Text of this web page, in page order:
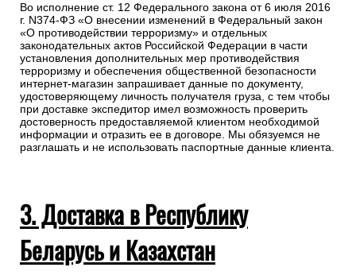
Во исполнение ст. 12 Федерального закона от 6 июля 2016
г. N374-ФЗ «О внесении изменений в Федеральный закон
«О противодействии терроризму» и отдельных
законодательных актов Российской Федерации в части
установления дополнительных мер противодействия
терроризму и обеспечения общественной безопасности
интернет-магазин запрашивает данные по документу,
удостоверяющему личность получателя груза, с тем чтобы
при доставке экспедитор имел возможность проверить
достоверность предоставляемой клиентом необходимой
информации и отразить ее в договоре. Мы обязуемся не
разглашать и не использовать паспортные данные клиента.
3. Доставка в Республику
Беларусь и Казахстан